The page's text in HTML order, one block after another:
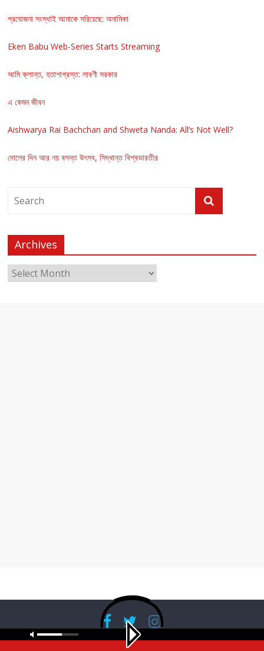
প্রযোজনা সংস্থাই আমাকে সরিয়েছে: অনামিকা
Eken Babu Web-Series Starts Streaming
আমি ক্লান্ত, হতাশাগ্রস্ত: লাবণী সরকার
এ কেমন জীবন
Aishwarya Rai Bachchan and Shweta Nanda: All’s Not Well?
দোলের দিন আর নয় বসন্ত উৎসব, সিদ্ধান্ত বিশ্বভারতীর
Archives
Copyright © 2026RadioBanglaNet. All rights reserved.